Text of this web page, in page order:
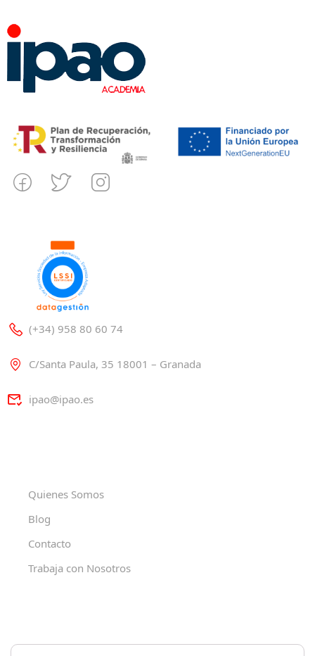
(+34) 958 80 60 74
C/Santa Paula, 35 18001 – Granada
ipao@ipao.es
Quienes Somos
Blog
Contacto
Trabaja con Nosotros